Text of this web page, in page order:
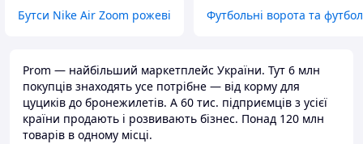
Бутси Nike Air Zoom рожеві Футбольні ворота та
Prom — найбільший маркетплейс України. Тут 6 млн
покупців знаходять усе потрібне — від корму для
цуциків до бронежилетів. А 60 тис. підприємців з усієї
країни продають і розвивають бізнес. Понад 120 млн
товарів в одному місці.